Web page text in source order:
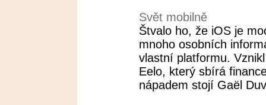
Svět mobilně
Štvalo ho, že iOS je
mnoho osobních
vlastní platformu.
Eelo, který sbírá
nápadem stojí Gaël